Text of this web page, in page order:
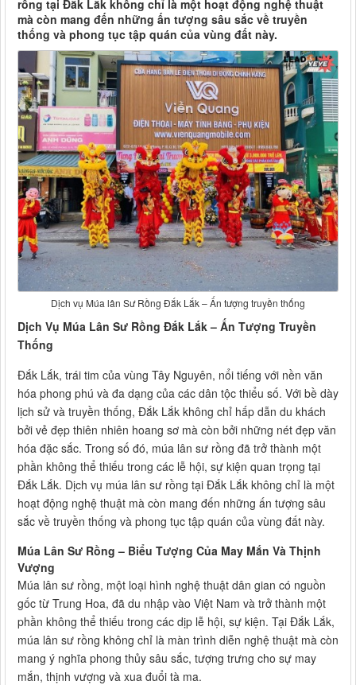
rồng tại Đắk Lắk không chỉ là một hoạt động nghệ thuật
mà còn mang đến những ấn tượng sâu sắc về truyền
thống và phong tục tập quán của vùng đất này.
Dịch vụ Múa lân Sư Rồng Đắk Lắk – Ấn tượng truyền thống
Dịch Vụ Múa Lân Sư Rồng Đắk Lắk – Ấn Tượng Truyền
Thống
Đắk Lắk, trái tim của vùng Tây Nguyên, nổi tiếng với nền văn
hóa phong phú và đa dạng của các dân tộc thiểu số. Với bề dày
lịch sử và truyền thống, Đắk Lắk không chỉ hấp dẫn du khách
bởi vẻ đẹp thiên nhiên hoang sơ mà còn bởi những nét đẹp văn
hóa đặc sắc. Trong số đó, múa lân sư rồng đã trở thành một
phần không thể thiếu trong các lễ hội, sự kiện quan trọng tại
Đắk Lắk. Dịch vụ múa lân sư rồng tại Đắk Lắk không chỉ là một
hoạt động nghệ thuật mà còn mang đến những ấn tượng sâu
sắc về truyền thống và phong tục tập quán của vùng đất này.
Múa Lân Sư Rồng – Biểu Tượng Của May Mắn Và Thịnh
Vượng
Múa lân sư rồng, một loại hình nghệ thuật dân gian có nguồn
gốc từ Trung Hoa, đã du nhập vào Việt Nam và trở thành một
phần không thể thiếu trong các dịp lễ hội, sự kiện. Tại Đắk Lắk,
múa lân sư rồng không chỉ là màn trình diễn nghệ thuật mà còn
mang ý nghĩa phong thủy sâu sắc, tượng trưng cho sự may
mắn, thịnh vượng và xua đuổi tà ma.